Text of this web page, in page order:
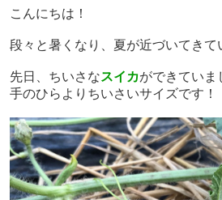
こんにちは！
段々と暑くなり、夏が近づいてきて
先日、ちいさなスイカができていま
手のひらよりちいさいサイズです！